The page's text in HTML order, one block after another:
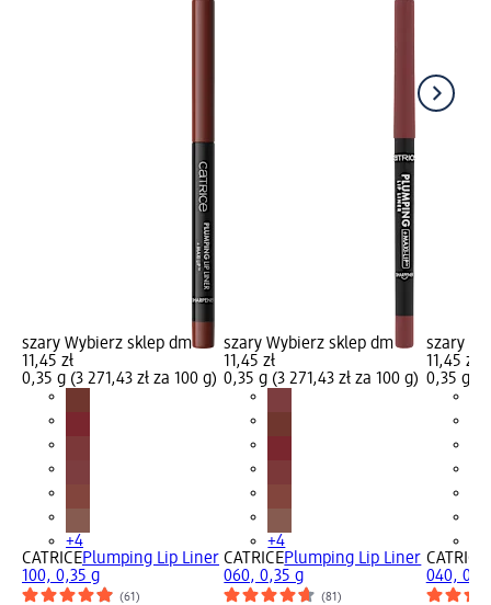
szary Wybierz sklep dm
11,45 zł
0,35 g (3 271,43 zł za 100 g)
+4
CATRICEPlumping Lip Liner
100, 0,35 g
(61)
szary Wybierz sklep dm
11,45 zł
0,35 g (3 271,43 zł za 100 g)
+4
CATRICEPlumping Lip Liner
060, 0,35 g
(81)
szary
11,45 zł
0,35 g (3
CATRICE
040,